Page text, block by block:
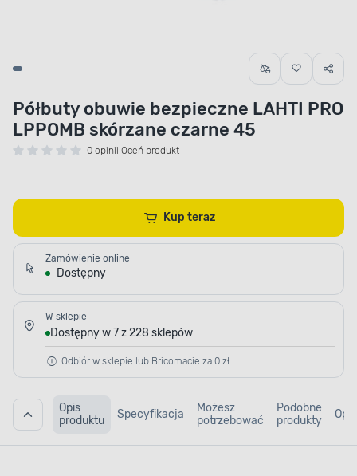
Półbuty obuwie bezpieczne LAHTI PRO
LPPOMB skórzane czarne 45
0 opinii Oceń produkt
Kup teraz
Zamówienie online
Dostępny
W sklepie
Dostępny w 7 z 228 sklepów
Odbiór w sklepie lub Bricomacie za 0 zł
Opis
produktu
Specyfikacja
Możesz
potrzebować
Podobne
produkty